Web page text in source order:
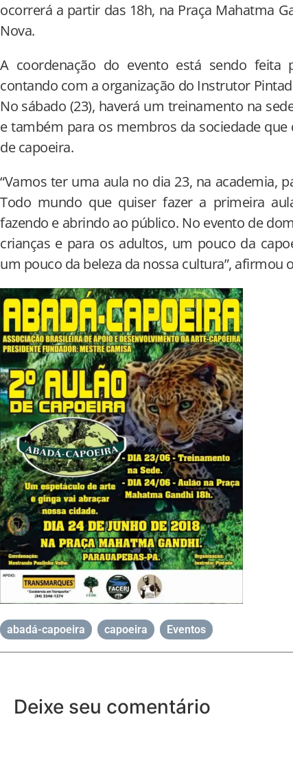
ocorrerá a partir das 18h, na Praça Mahatma
Nova.
A coordenação do evento está sendo feita
contando com a organização do Instrutor
No sábado (23), haverá um treinamento na
e também para os membros da sociedade
de capoeira.
“Vamos ter uma aula no dia 23, na academia,
Todo mundo que quiser fazer a primeira
fazendo e abrindo ao público. No evento de
crianças e para os adultos, um pouco da
um pouco da beleza da nossa cultura”, afirmou
abadá-capoeira capoeira Eventos
Deixe seu comentário